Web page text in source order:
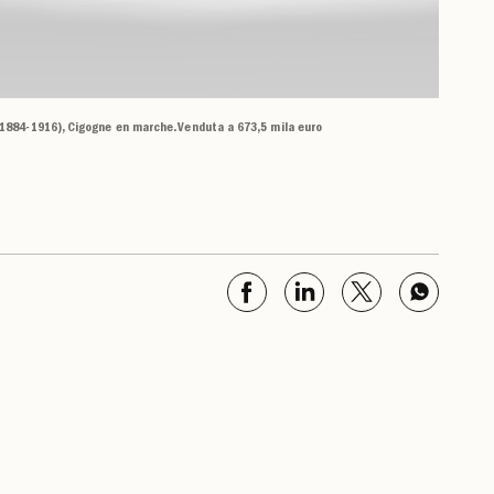
1916), Cigogne en marche. Venduta a 673,5 mila euro